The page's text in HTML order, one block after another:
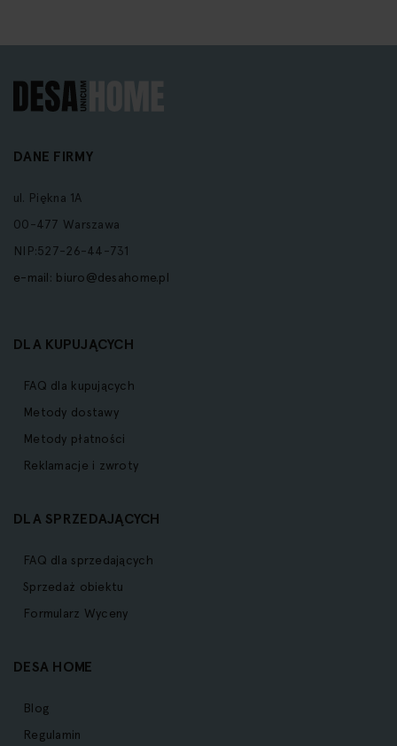
DANE FIRMY
ul. Piękna 1A
00-477 Warszawa
NIP:527-26-44-731
e-mail: biuro@desahome.pl
DLA KUPUJĄCYCH
FAQ dla kupujących
Metody dostawy
Metody płatności
Reklamacje i zwroty
DLA SPRZEDAJĄCYCH
FAQ dla sprzedających
Sprzedaż obiektu
Formularz Wyceny
DESA HOME
Blog
Regulamin